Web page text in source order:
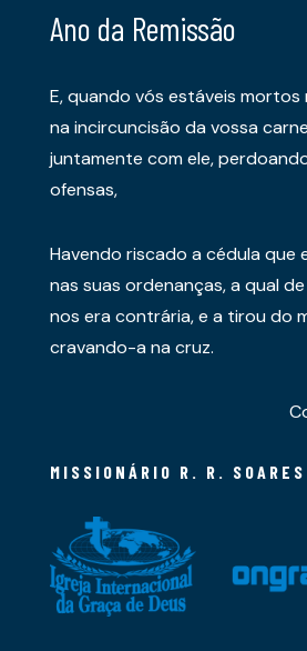
Ano da Remissão
E, quando vós estáveis mortos
na incircuncisão da vossa
juntamente com ele,
ofensas,
Havendo riscado a cédula que
nas suas ordenanças, a qual
nos era contrária, e a tirou do
cravando-a na cruz.
MISSIONÁRIO R. R. SOARES